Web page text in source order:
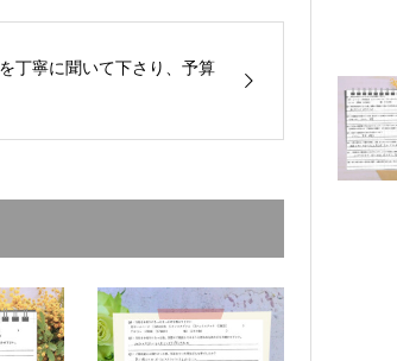
丁寧に聞いて下さり、予算